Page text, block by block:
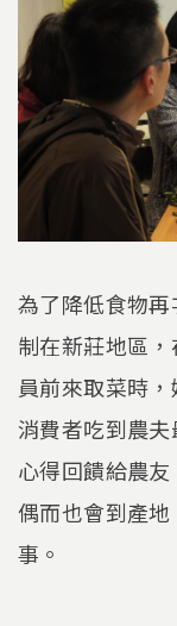
為了降低食物
制在新莊地區
員前來取菜時
消費者吃到農
心得回饋給農
偶而也會到產
事。